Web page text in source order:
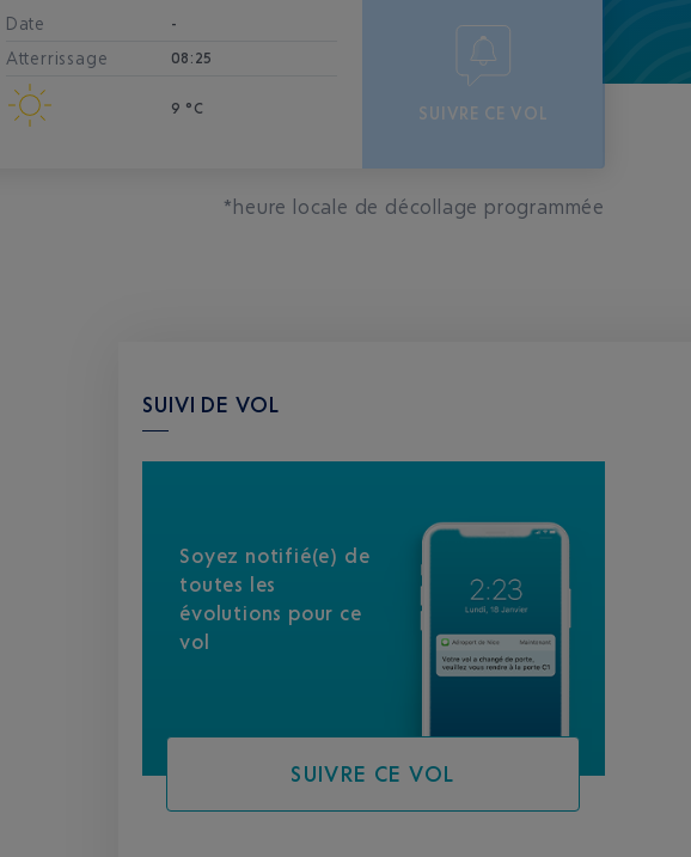
Date -
Atterrissage 08:25
9 °C SUIVRE CE VOL
*heure locale de décollage programmée
SUIVI DE VOL
Soyez notifié(e) de
toutes les
évolutions pour ce
vol
SUIVRE CE VOL